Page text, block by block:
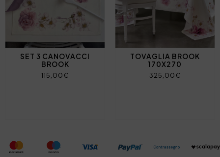
SET 3 CANOVACCI
BROOK
115,00€
TOVAGLIA BROOK
170X270
325,00€